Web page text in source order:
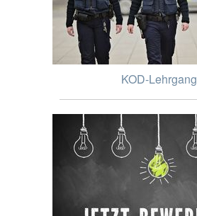
KOD-Lehrgang